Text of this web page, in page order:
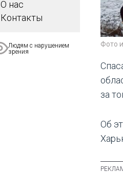
О нас
Контакты
Людям с нарушением
зрения
Фото
за
Об